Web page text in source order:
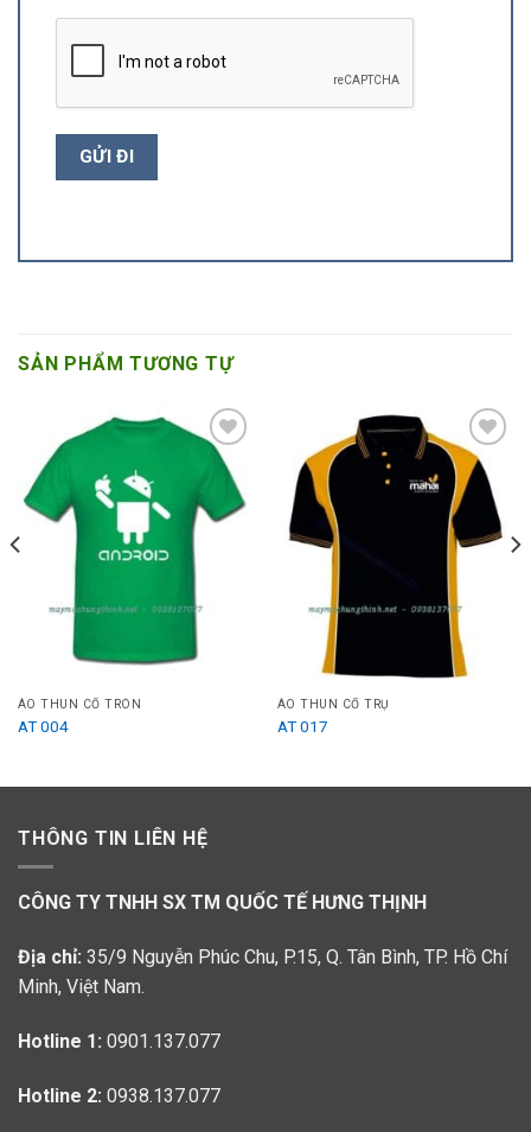
SẢN PHẨM TƯƠNG TỰ
Add to
Wishlist
ÁO THUN CỔ TRÒN
AT 004
Add to
Wishlist
ÁO THUN CỔ TRỤ
AT 017
THÔNG TIN LIÊN HỆ
CÔNG TY TNHH SX TM QUỐC TẾ HƯNG THỊNH
Địa chỉ: 35/9 Nguyễn Phúc Chu, P.15, Q. Tân Bình, TP. Hồ Chí
Minh, Việt Nam.
Hotline 1: 0901.137.077
Hotline 2: 0938.137.077